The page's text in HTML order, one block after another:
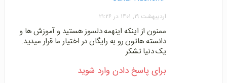
اردیبهشت ۱۹, ۱۴۰۱ در ۲۱:۲۶
ممنون از اینکه اینهمه دلسوز هستید و آموزش ها و
دانسته هاتون رو به رایگان در اختیار ما قرار میدید.
یک دنیا تشکر
برای پاسخ دادن وارد شوید